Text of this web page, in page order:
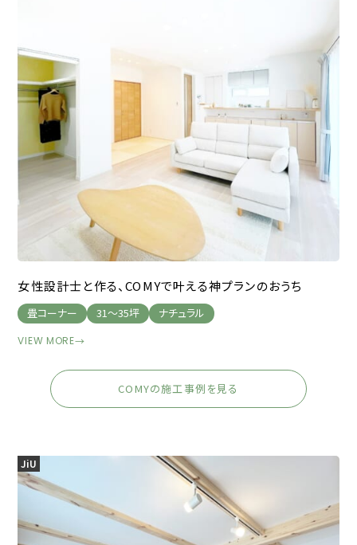
女性設計士と作る、COMYで叶える神プランのおうち
畳コーナー 31～35坪 ナチュラル
VIEW MORE→
COMYの施工事例を見る
JiU